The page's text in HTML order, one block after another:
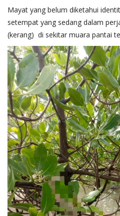
Mayat yang belum diketahui
setempat yang sedang dalam
(kerang) di sekitar muara pantai